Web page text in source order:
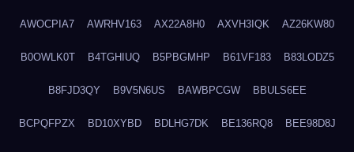
AWOCPIA7 AWRHV163 AX22A8H0 AXVH3IQK AZ26KW80
B0OWLK0T B4TGHIUQ B5PBGMHP B61VF183 B83LODZ5
B8FJD3QY B9V5N6US BAWBPCGW BBULS6EE
BCPQFPZX BD10XYBD BDLHG7DK BE136RQ8 BEE98D8J